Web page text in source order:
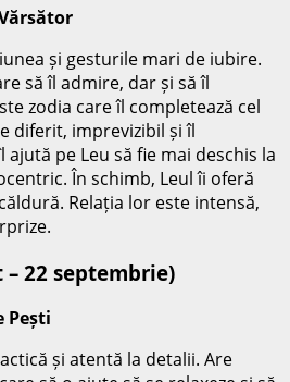
și gesturile mari de iubire.
să îl admire, dar și să îl
zodia care îl completează cel
diferit, imprevizibil și îl
pe Leu să fie mai deschis la
În schimb, Leul îi oferă
Relația lor este intensă,
– 22 septembrie)
Pești
și atentă la detalii. Are